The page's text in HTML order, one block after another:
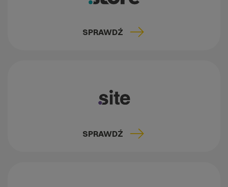
SPRAWDŹ
SPRAWDŹ